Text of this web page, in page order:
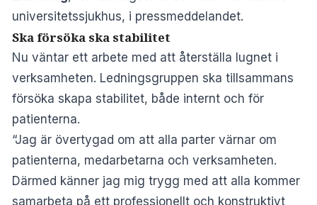
universitetssjukhus, i pressmeddelandet.
Ska försöka ska stabilitet
Nu väntar ett arbete med att återställa lugnet i
verksamheten. Ledningsgruppen ska tillsammans
försöka skapa stabilitet, både internt och för
patienterna.
“Jag är övertygad om att alla parter värnar om
patienterna, medarbetarna och verksamheten.
Därmed känner jag mig trygg med att alla kommer
samarbeta på ett professionellt och konstruktivt